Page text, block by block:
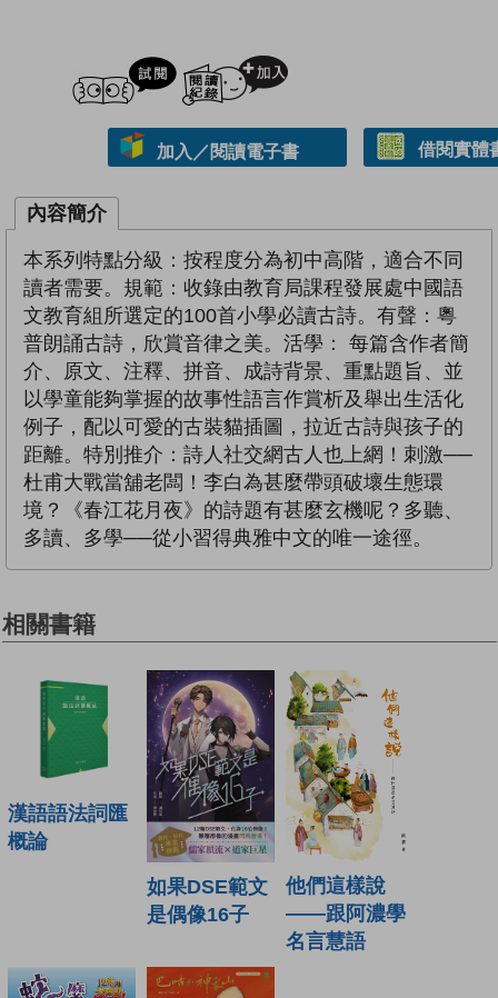
試閲
加入／閱讀電子書 借閱實體
內容簡介
本系列特點分級：按程度分為初中高階，適合不同
讀者需要。規範：收錄由教育局課程發展處中國語
文教育組所選定的100首小學必讀古詩。有聲：粵
普朗誦古詩，欣賞音律之美。活學： 每篇含作者簡
介、原文、注釋、拼音、成詩背景、重點題旨、並
以學童能夠掌握的故事性語言作賞析及舉出生活化
例子，配以可愛的古裝貓插圖，拉近古詩與孩子的
距離。特別推介：詩人社交網古人也上網！刺激──
杜甫大戰當舖老闆！李白為甚麼帶頭破壞生態環
境？《春江花月夜》的詩題有甚麼玄機呢？多聽、
多讀、多學──從小習得典雅中文的唯一途徑。
相關書籍
漢語語法詞匯
概論
如果DSE範文
是偶像16子
他們這樣說
——跟阿濃學
名言慧語